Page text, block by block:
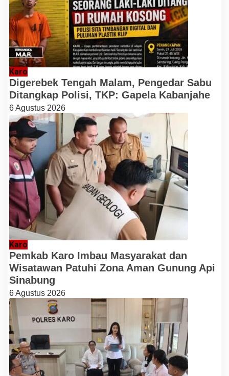
Karo
Digerebek Tengah Malam, Pengedar Sabu
Ditangkap Polisi, TKP: Gapela Kabanjahe
6 Agustus 2026
Karo
Pemkab Karo Imbau Masyarakat dan
Wisatawan Patuhi Zona Aman Gunung Api
Sinabung
6 Agustus 2026